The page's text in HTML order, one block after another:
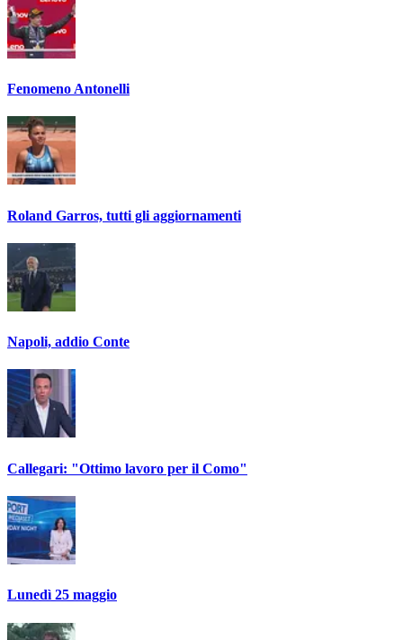
Fenomeno Antonelli
Roland Garros, tutti gli aggiornamenti
Napoli, addio Conte
Callegari: "Ottimo lavoro per il Como"
Lunedì 25 maggio